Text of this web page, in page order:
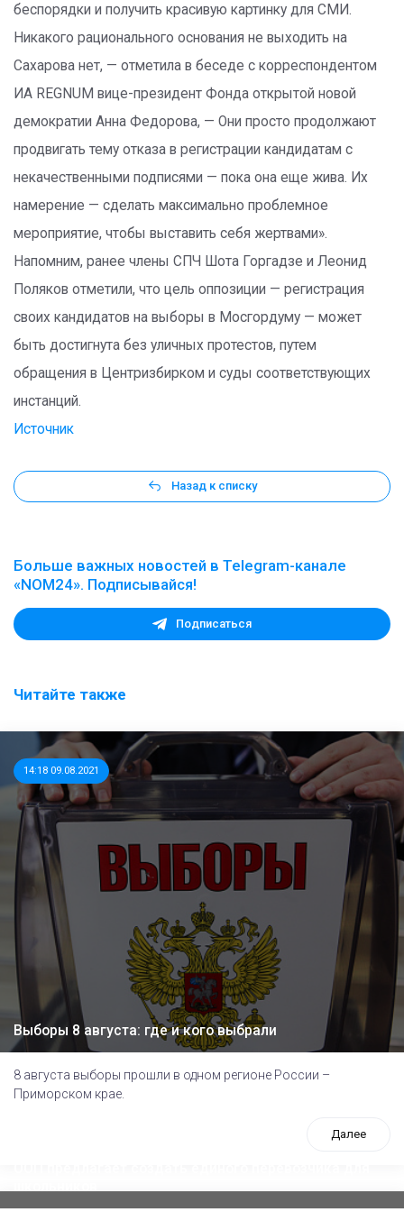
беспорядки и получить красивую картинку для СМИ.
Никакого рационального основания не выходить на
Сахарова нет, — отметила в беседе с корреспондентом
ИА REGNUM вице-президент Фонда открытой новой
демократии Анна Федорова, — Они просто продолжают
продвигать тему отказа в регистрации кандидатам с
некачественными подписями — пока она еще жива. Их
намерение — сделать максимально проблемное
мероприятие, чтобы выставить себя жертвами».
Напомним, ранее члены СПЧ Шота Горгадзе и Леонид
Поляков отметили, что цель оппозиции — регистрация
своих кандидатов на выборы в Мосгордуму — может
быть достигнута без уличных протестов, путем
обращения в Центризбирком и суды соответствующих
инстанций.
Источник
Назад к списку
Больше важных новостей в Telegram-канале
«NOM24». Подписывайся!
Подписаться
Читайте также
14:18 09.08.2021
Выборы 8 августа: где и кого выбрали
8 августа выборы прошли в одном регионе России –
Приморском крае.
Далее